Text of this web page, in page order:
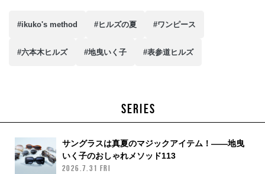
#ikuko's method #ヒルズの夏 #ワンピース
#六本木ヒルズ #地曳いく子 #表参道ヒルズ
SERIES
サングラスは真夏のマジックアイテム！——地曳
いく子のおしゃれメソッド113
2026.7.31 FRI